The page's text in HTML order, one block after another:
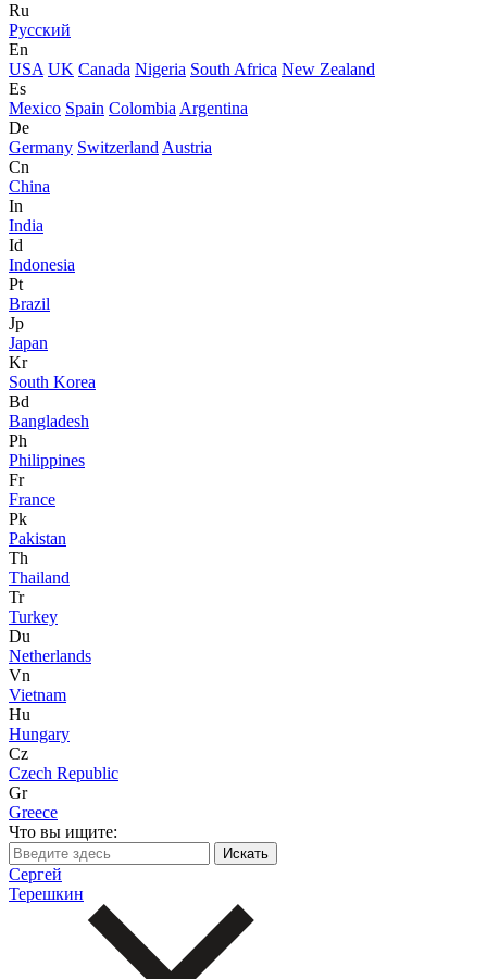
Ru
Русский
En
USA UK Canada Nigeria South Africa New Zealand
Es
Mexico Spain Colombia Argentina
De
Germany Switzerland Austria
Cn
China
In
India
Id
Indonesia
Pt
Brazil
Jp
Japan
Kr
South Korea
Bd
Bangladesh
Ph
Philippines
Fr
France
Pk
Pakistan
Th
Thailand
Tr
Turkey
Du
Netherlands
Vn
Vietnam
Hu
Hungary
Cz
Czech Republic
Gr
Greece
Что вы ищите:
Сергей
Терешкин